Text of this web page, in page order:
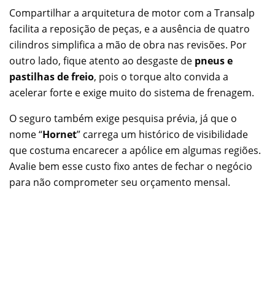
Compartilhar a arquitetura de motor com a Transalp
facilita a reposição de peças, e a ausência de quatro
cilindros simplifica a mão de obra nas revisões. Por
outro lado, fique atento ao desgaste de pneus e
pastilhas de freio, pois o torque alto convida a
acelerar forte e exige muito do sistema de frenagem.
O seguro também exige pesquisa prévia, já que o
nome “Hornet” carrega um histórico de visibilidade
que costuma encarecer a apólice em algumas regiões.
Avalie bem esse custo fixo antes de fechar o negócio
para não comprometer seu orçamento mensal.